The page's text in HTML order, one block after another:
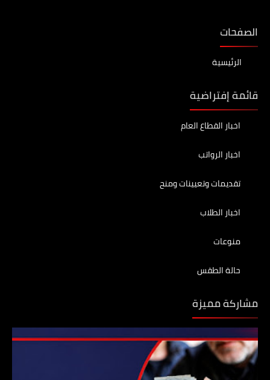
الصفحات
الرئيسية
قائمة إفتراضية
اخبار القطاع العام
اخبار الرواتب
تقديمات وتعيينات ومنح
اخبار الطلاب
منوعات
حالة الطقس
مشاركة مميزة